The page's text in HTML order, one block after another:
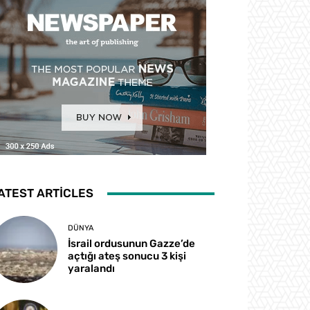
ARTICLES
DÜNYA
İsrail ordusunun Gazze’de
açtığı ateş sonucu 3 kişi
yaralandı